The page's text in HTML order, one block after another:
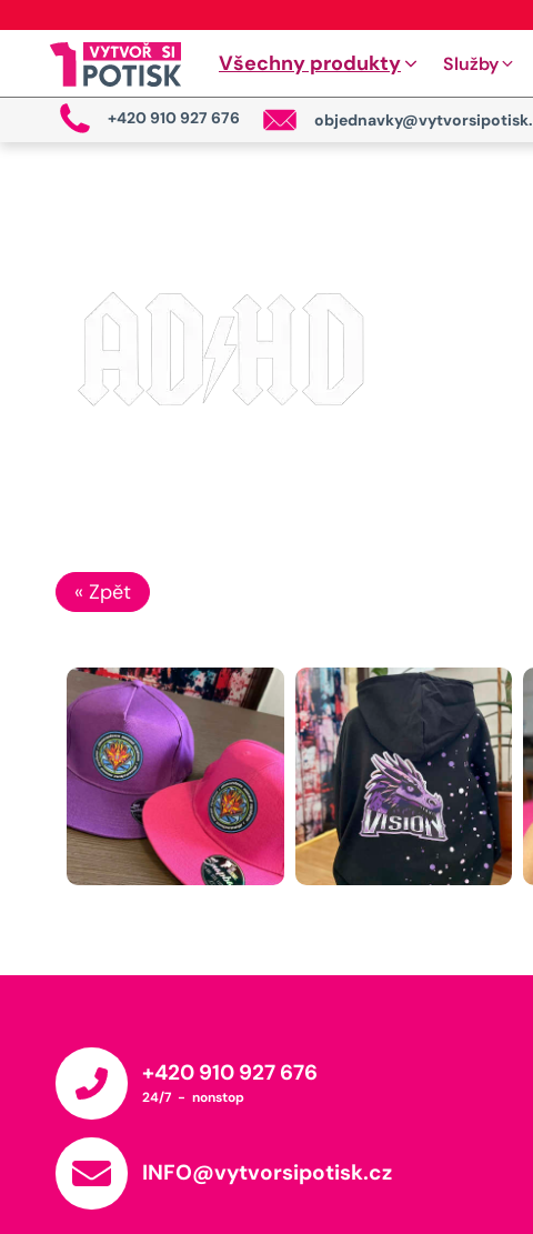
Všechny produkty Služby
+420 910 927 676
« Zpět
+420 910 927 676
24/7 - nonstop
INFO@vytvorsipotisk.cz